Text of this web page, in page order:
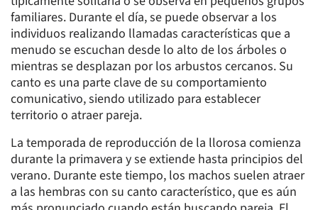
familiares. Durante el día, se puede observar a los
individuos realizando llamadas características que a
menudo se escuchan desde lo alto de los árboles o
mientras se desplazan por los arbustos cercanos. Su
canto es una parte clave de su comportamiento
comunicativo, siendo utilizado para establecer
territorio o atraer pareja.
La temporada de reproducción de la llorosa comienza
durante la primavera y se extiende hasta principios del
verano. Durante este tiempo, los machos suelen atraer
a las hembras con su canto característico, que es aún